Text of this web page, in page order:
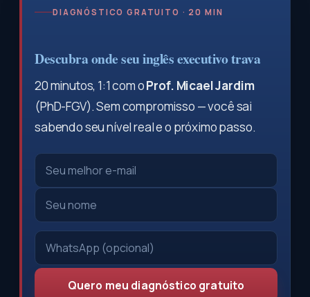
DIAGNÓSTICO GRATUITO · 20 MIN
Descubra onde seu inglês executivo trava
20 minutos, 1:1 com oProf. Micael Jardim
(PhD-FGV). Sem compromisso — você sai
sabendo seu nível real e o próximo passo.
Quero meu diagnóstico gratuito